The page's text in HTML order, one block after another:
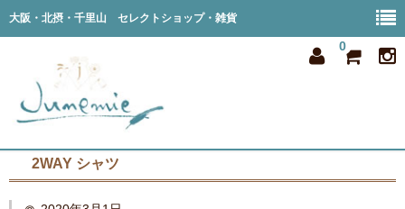
大阪・北摂・千里山 セレクトショップ・雑貨
0
2WAY シャツ